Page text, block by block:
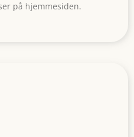
på hjemmesiden.